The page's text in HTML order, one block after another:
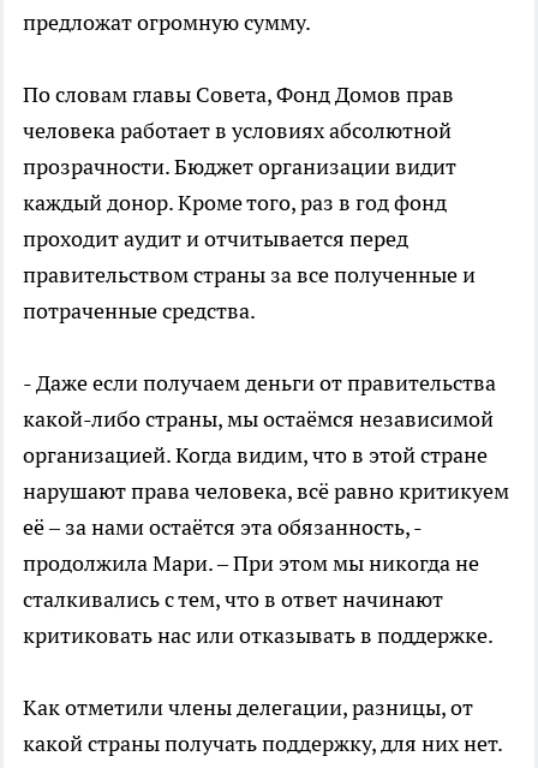
предложат огромную сумму.
По словам главы Совета, Фонд Домов прав
человека работает в условиях абсолютной
прозрачности. Бюджет организации видит
каждый донор. Кроме того, раз в год фонд
проходит аудит и отчитывается перед
правительством страны за все полученные и
потраченные средства.
- Даже если получаем деньги от правительства
какой-либо страны, мы остаёмся независимой
организацией. Когда видим, что в этой стране
нарушают права человека, всё равно критикуем
её – за нами остаётся эта обязанность, -
продолжила Мари. – При этом мы никогда не
сталкивались с тем, что в ответ начинают
критиковать нас или отказывать в поддержке.
Как отметили члены делегации, разницы, от
какой страны получать поддержку, для них нет.